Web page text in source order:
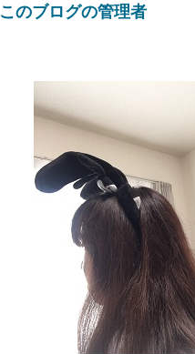
このブログの管理者